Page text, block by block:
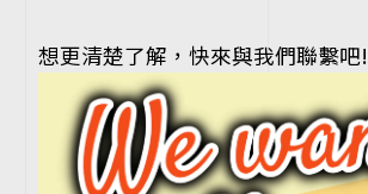
想更清楚了解，快來與我們聯繫吧!